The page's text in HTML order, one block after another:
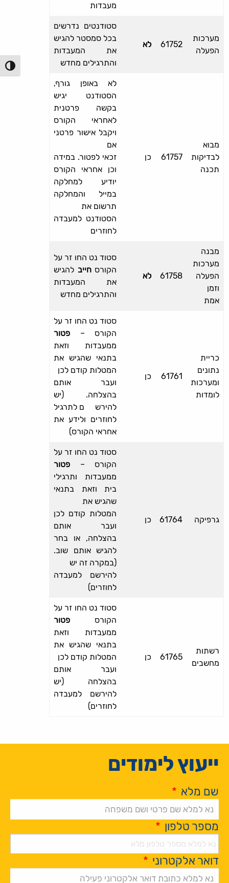
מעבדות
מערכות
הפעלה
61752 לא
סטודנטים נדרשים
בכל סמסטר להגיש
את המעבדות
והתרגילים מחדש
מבוא
לבדיקות
תכנה
61757 כן
לא באופן גורף,
הסטודנט יגיש
בקשה פרטנית
לאחראי הקורס
ויקבל אישור פרטני
אם
זכאי לפטור. במידה
וכן אחראי הקורס
יודיע למחלקה
במייל והמחלקה
תרשום את
הסטודנט למעבדה
לחוזרים
מבנה
מערכות
הפעלה
וזמן
אמת
61758 לא
סטודנט החוזר על
הקורסחייב להגיש
את המעבדות
והתרגילים מחדש
כריית
נתונים
ומערכות
לומדות
61761 כן
סטודנט החוזר על
הקורס – פטור
ממעבדות וזאת
בתנאי שהגיש את
המטלות קודם לכן
ועבר אותם
בהצלחה. (יש
להירשם לתרגיל
לחוזרים ולידע את
אחראי הקורס)
גרפיקה 61764 כן
סטודנט החוזר על
הקורס – פטור
ממעבדות ותרגילי
בית וזאת בתנאי
שהגיש את
המטלות קודם לכן
ועבר אותם
בהצלחה, או בחר
להגיש אותם שוב.
(במקרה זה יש
להירשם למעבדה
לחוזרים)
רשתות
מחשבים
61765 כן
סטודנט החוזר על
הקורס פטור
ממעבדות וזאת
בתנאי שהגיש את
המטלות קודם לכן
ועבר אותם
בהצלחה (יש
להירשם למעבדה
לחוזרים)
ייעוץ לימודים
שם מלא *
מספר טלפון *
דואר אלקטרוני *
Alternative: